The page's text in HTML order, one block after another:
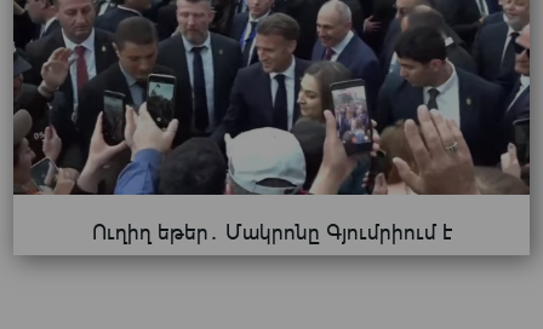
Ուղիղ եթեր․ Մակրոնը Գյումրիում է